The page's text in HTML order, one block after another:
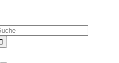
springen